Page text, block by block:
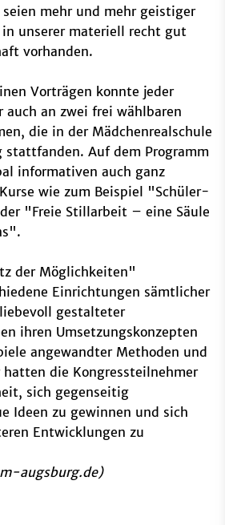
seien mehr und mehr geistiger
unserer materiell recht gut
vorhanden.
Vorträgen konnte jeder
auch an zwei frei wählbaren
die in der Mädchenrealschule
stattfanden. Auf dem Programm
informativen auch ganz
wie zum Beispiel "Schüler-
"Freie Stillarbeit – eine Säule
der Möglichkeiten"
Einrichtungen sämtlicher
gestalteter
ihren Umsetzungskonzepten
angewandter Methoden und
die Kongressteilnehmer
sich gegenseitig
Ideen zu gewinnen und sich
Entwicklungen zu
augsburg.de)